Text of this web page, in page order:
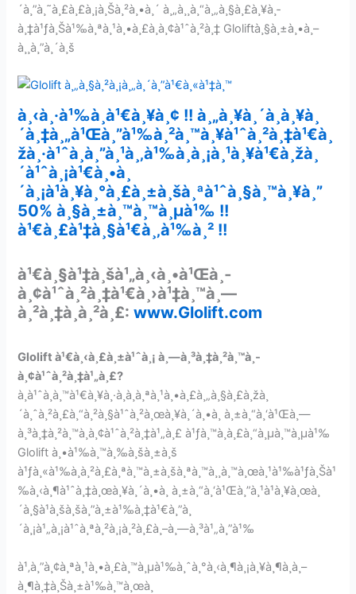
´à¸”à¸˜à¸£à¸£à¸¡à¸Šà¸²à¸•à¸´ à¸„à¸¸à¸“à¸„à¸§à¸£à¸¥à¸­
à¸‡à¹ƒà¸Šà¹‰à¸ªà¸¹à¸•à¸£à¸­à¸¢à¹ˆà¸²à¸‡ Gloliftà¸§à¸±à¸•à¸–
à¸¸à¸”à¸´à¸š
à¸‹à¸·à¹‰à¸­à¹€à¸¥à¸¢ !! à¸„à¸¥à¸´à¸à¸¥à¸
´à¸‡à¸„à¹Œà¸”à¹‰à¸²à¸™à¸¥à¹ˆà¸²à¸‡à¹€à¸
žà¸·à¹ˆà¸­à¸”à¸¹à¸‚à¹‰à¸­à¸¡à¸¹à¸¥à¹€à¸žà¸
´à¹ˆà¸¡à¹€à¸•à¸
´à¸¡à¹à¸¥à¸°à¸£à¸±à¸šà¸ªà¹ˆà¸§à¸™à¸¥à¸”
50% à¸§à¸±à¸™à¸™à¸µà¹‰ !!
à¹€à¸£à¹‡à¸§à¹€à¸‚à¹‰à¸² !!
à¹€à¸§à¹‡à¸šà¹„à¸‹à¸•à¹Œà¸­
à¸¢à¹ˆà¸²à¸‡à¹€à¸›à¹‡à¸™à¸—
à¸²à¸‡à¸à¸²à¸£:www.Glolift.com
Glolift à¹€à¸‹à¸£à¸±à¹ˆà¸¡ à¸—à¸³à¸‡à¸²à¸™à¸­
à¸¢à¹ˆà¸²à¸‡à¹„à¸£?
à¸à¹ˆà¸­à¸™à¹€à¸¥à¸·à¸­à¸à¸ªà¸¹à¸•à¸£à¸„à¸§à¸£à¸žà¸
´à¸ˆà¸²à¸£à¸“à¸²à¸§à¹ˆà¸²à¸œà¸¥à¸´à¸•à¸ à¸±à¸“à¸‘à¹Œà¸—
à¸³à¸‡à¸²à¸™à¸­à¸¢à¹ˆà¸²à¸‡à¹„à¸£ à¹ƒà¸™à¸à¸£à¸“à¸µà¸™à¸µà¹‰
Glolift à¸•à¹‰à¸™à¸‰à¸šà¸±à¸š
à¹ƒà¸«à¹‰à¸à¸²à¸£à¸ªà¸™à¸±à¸šà¸ªà¸™à¸¸à¸™à¸œà¸¹à¹‰à¹ƒà¸Šà¹
‰à¸‹à¸¶à¹ˆà¸‡à¸œà¸¥à¸´à¸•à¸ à¸±à¸“à¸‘à¹Œà¸”à¸¹à¹à¸¥à¸œà¸
´à¸§à¹à¸šà¸šà¸”à¸±à¹‰à¸‡à¹€à¸”à¸
´à¸¡à¹„à¸¡à¹ˆà¸ªà¸²à¸¡à¸²à¸£à¸–à¸—à¸³à¹„à¸”à¹‰
à¹‚à¸”à¸¢à¸ªà¸¹à¸•à¸£à¸™à¸µà¹‰à¸ˆà¸°à¸‹à¸¶à¸¡à¸¥à¸¶à¸à¸–
à¸¶à¸‡à¸Šà¸±à¹‰à¸™à¸œà¸